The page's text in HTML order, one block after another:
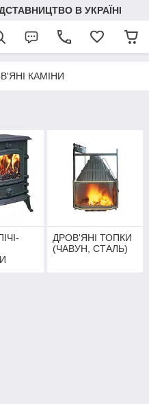
В УКРАЇНІ
КАМІНИ
ДРОВ'ЯНІ ТОПКИ
(ЧАВУН, СТАЛЬ)